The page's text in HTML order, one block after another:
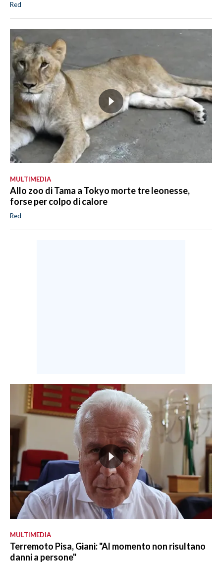
Red
MULTIMEDIA
Allo zoo di Tama a Tokyo morte tre leonesse,
forse per colpo di calore
Red
MULTIMEDIA
Terremoto Pisa, Giani: "Al momento non risultano
danni a persone"